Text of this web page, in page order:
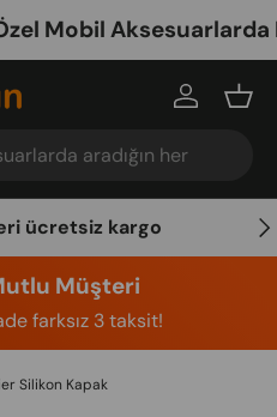
Mobil Aksesuarlarda
Log in
ücretsiz kargo
Müşteri
farksız 3 taksit!
Silikon Kapak